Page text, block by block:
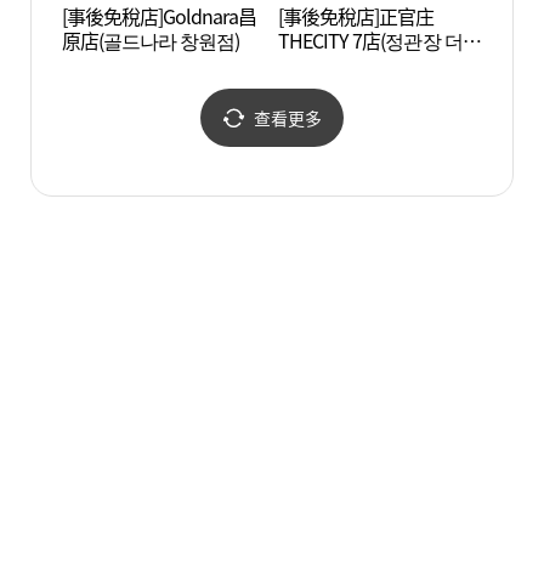
[事後免稅店]Goldnara昌
原店(골드나라 창원점)
[事後免稅店]正官庄
THECITY 7店(정관장 더시
查看更多